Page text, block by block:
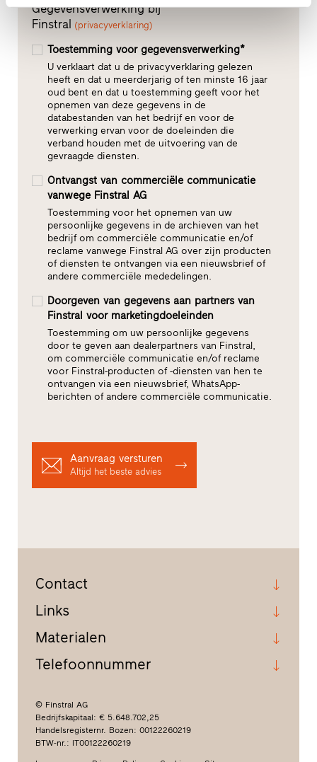
Gegevensverwerking bij
Finstral (privacyverklaring)
Toestemming voor gegevensverwerking*
U verklaart dat u de privacyverklaring gelezen
heeft en dat u meerderjarig of ten minste 16 jaar
oud bent en dat u toestemming geeft voor het
opnemen van deze gegevens in de
databestanden van het bedrijf en voor de
verwerking ervan voor de doeleinden die
verband houden met de uitvoering van de
gevraagde diensten.
Ontvangst van commerciële communicatie
vanwege Finstral AG
Toestemming voor het opnemen van uw
persoonlijke gegevens in de archieven van het
bedrijf om commerciële communicatie en/of
reclame vanwege Finstral AG over zijn producten
of diensten te ontvangen via een nieuwsbrief of
andere commerciële mededelingen.
Doorgeven van gegevens aan partners van
Finstral voor marketingdoeleinden
Toestemming om uw persoonlijke gegevens
door te geven aan dealerpartners van Finstral,
om commerciële communicatie en/of reclame
voor Finstral-producten of -diensten van hen te
ontvangen via een nieuwsbrief, WhatsApp-
berichten of andere commerciële communicatie.
Aanvraag versturen
Altijd het beste advies
Contact
Links
Materialen
Telefoonnummer
© Finstral AG
Bedrijfskapitaal: € 5.648.702,25
Handelsregisternr. Bozen: 00122260219
BTW-nr.: IT00122260219